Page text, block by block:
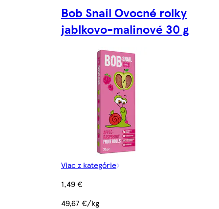
Bob Snail Ovocné rolky
jablkovo-malinové 30 g
Viac z kategórie
1,49 €
49,67 €/kg